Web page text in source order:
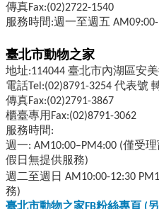
傳真Fax:(02)2722-1540
服務時間:週一至週五 AM09:00-
臺北市動物之家
地址:114044 臺北市內湖區安
電話Tel:(02)8791-3254 代表號
傳真Fax:(02)2791-3867
櫃臺專用Fax:(02)8791-3062
服務時間:
週一: AM10:00–PM4:00 (僅受
假日無提供服務)
週二至週日 AM10:00-12:30
務)